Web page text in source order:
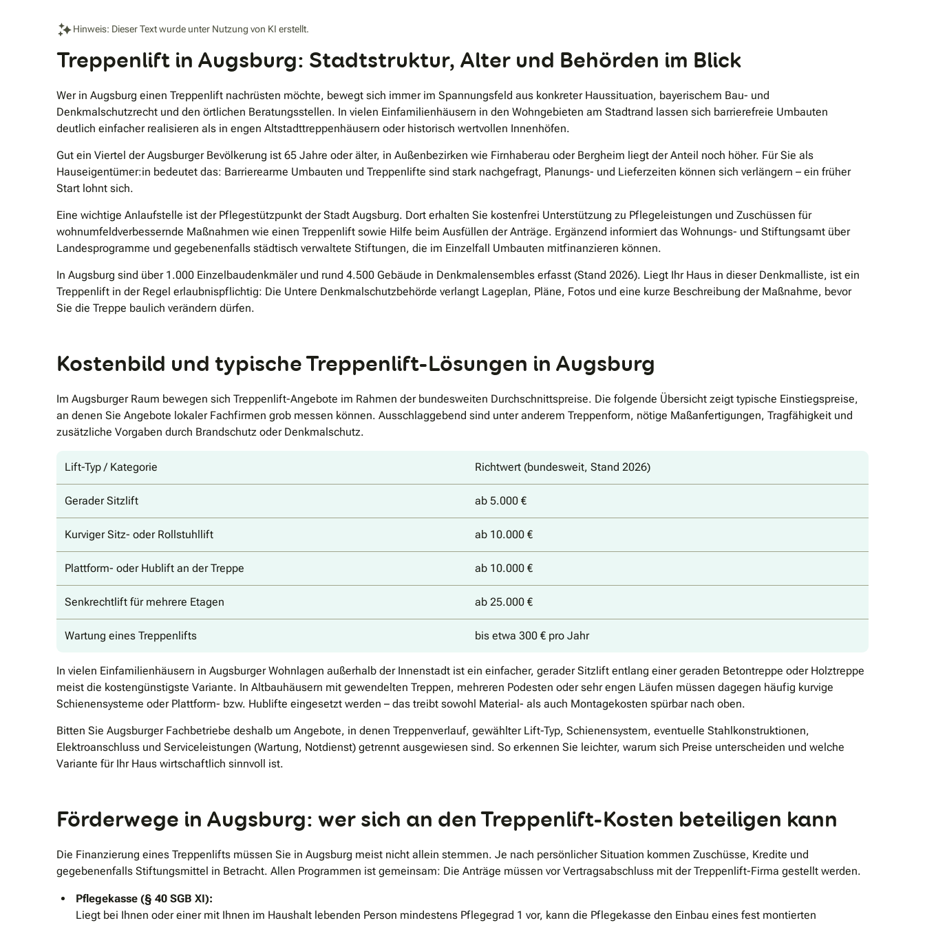
Hinweis: Dieser Text wurde unter Nutzung von KI erstellt.
Treppenlift in Augsburg: Stadtstruktur, Alter und Behörden im Blick
Wer in Augsburg einen Treppenlift nachrüsten möchte, bewegt sich immer im Spannungsfeld aus konkreter Haussituation, bayerischem Bau- und
Denkmalschutzrecht und den örtlichen Beratungsstellen. In vielen Einfamilienhäusern in den Wohngebieten am Stadtrand lassen sich barrierefreie Umbauten
deutlich einfacher realisieren als in engen Altstadttreppenhäusern oder historisch wertvollen Innenhöfen.
Gut ein Viertel der Augsburger Bevölkerung ist 65 Jahre oder älter, in Außenbezirken wie Firnhaberau oder Bergheim liegt der Anteil noch höher. Für Sie als
Hauseigentümer:in bedeutet das: Barrierearme Umbauten und Treppenlifte sind stark nachgefragt, Planungs- und Lieferzeiten können sich verlängern – ein früher
Start lohnt sich.
Eine wichtige Anlaufstelle ist der Pflegestützpunkt der Stadt Augsburg. Dort erhalten Sie kostenfrei Unterstützung zu Pflegeleistungen und Zuschüssen für
wohnumfeldverbessernde Maßnahmen wie einen Treppenlift sowie Hilfe beim Ausfüllen der Anträge. Ergänzend informiert das Wohnungs- und Stiftungsamt über
Landesprogramme und gegebenenfalls städtisch verwaltete Stiftungen, die im Einzelfall Umbauten mitfinanzieren können.
In Augsburg sind über 1.000 Einzelbaudenkmäler und rund 4.500 Gebäude in Denkmalensembles erfasst (Stand 2026). Liegt Ihr Haus in dieser Denkmalliste, ist ein
Treppenlift in der Regel erlaubnispflichtig: Die Untere Denkmalschutzbehörde verlangt Lageplan, Pläne, Fotos und eine kurze Beschreibung der Maßnahme, bevor
Sie die Treppe baulich verändern dürfen.
Kostenbild und typische Treppenlift-Lösungen in Augsburg
Im Augsburger Raum bewegen sich Treppenlift-Angebote im Rahmen der bundesweiten Durchschnittspreise. Die folgende Übersicht zeigt typische Einstiegspreise,
an denen Sie Angebote lokaler Fachfirmen grob messen können. Ausschlaggebend sind unter anderem Treppenform, nötige Maßanfertigungen, Tragfähigkeit und
zusätzliche Vorgaben durch Brandschutz oder Denkmalschutz.
Lift-Typ / Kategorie Richtwert (bundesweit, Stand 2026)
Gerader Sitzlift ab 5.000 €
Kurviger Sitz- oder Rollstuhllift ab 10.000 €
Plattform- oder Hublift an der Treppe ab 10.000 €
Senkrechtlift für mehrere Etagen ab 25.000 €
Wartung eines Treppenlifts bis etwa 300 € pro Jahr
In vielen Einfamilienhäusern in Augsburger Wohnlagen außerhalb der Innenstadt ist ein einfacher, gerader Sitzlift entlang einer geraden Betontreppe oder Holztreppe
meist die kostengünstigste Variante. In Altbauhäusern mit gewendelten Treppen, mehreren Podesten oder sehr engen Läufen müssen dagegen häufig kurvige
Schienensysteme oder Plattform- bzw. Hublifte eingesetzt werden – das treibt sowohl Material- als auch Montagekosten spürbar nach oben.
Bitten Sie Augsburger Fachbetriebe deshalb um Angebote, in denen Treppenverlauf, gewählter Lift-Typ, Schienensystem, eventuelle Stahlkonstruktionen,
Elektroanschluss und Serviceleistungen (Wartung, Notdienst) getrennt ausgewiesen sind. So erkennen Sie leichter, warum sich Preise unterscheiden und welche
Variante für Ihr Haus wirtschaftlich sinnvoll ist.
Förderwege in Augsburg: wer sich an den Treppenlift-Kosten beteiligen kann
Die Finanzierung eines Treppenlifts müssen Sie in Augsburg meist nicht allein stemmen. Je nach persönlicher Situation kommen Zuschüsse, Kredite und
gegebenenfalls Stiftungsmittel in Betracht. Allen Programmen ist gemeinsam: Die Anträge müssen vor Vertragsabschluss mit der Treppenlift-Firma gestellt werden.
Pflegekasse (§ 40 SGB XI):
Liegt bei Ihnen oder einer mit Ihnen im Haushalt lebenden Person mindestens Pflegegrad 1 vor, kann die Pflegekasse den Einbau eines fest montierten